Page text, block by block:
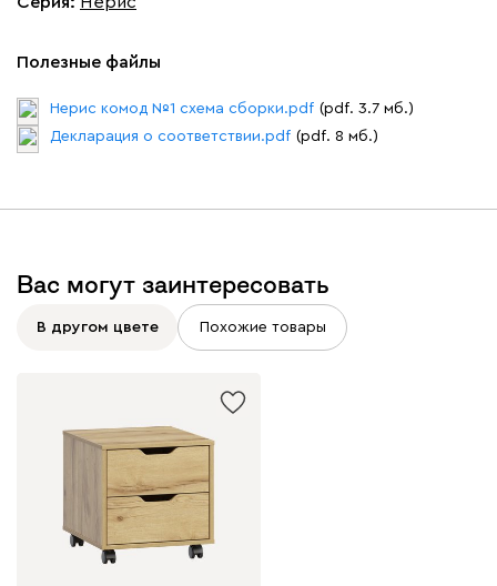
Полезные файлы
Нерис комод №1 схема сборки.pdf (pdf. 3.7 мб.)
Декларация о соответствии.pdf (pdf. 8 мб.)
Вас могут заинтересовать
В другом цвете Похожие товары